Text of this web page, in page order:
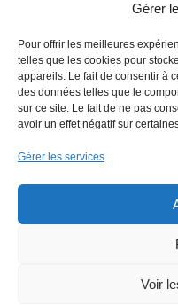
Gérer
Pour offrir les meilleures
telles que les cookies pour
appareils. Le fait de consentir à
des données telles que le
sur ce site. Le fait de ne pas
avoir un effet négatif sur
Gérer les services
Voir